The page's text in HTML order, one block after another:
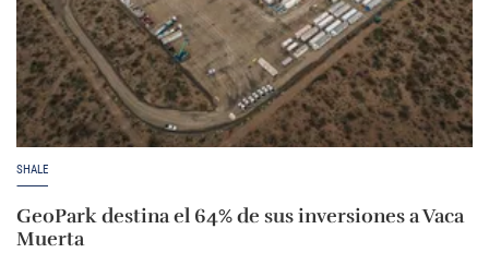
SHALE
GeoPark destina el 64% de sus inversiones a Vaca
Muerta